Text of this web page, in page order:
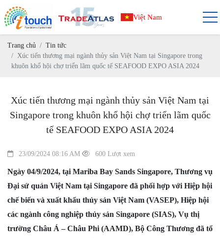
Việt Nam
Trang chủ
Tin tức
Xúc tiến thương mại ngành thủy sản Việt Nam tại Singapore trong
khuôn khổ hội chợ triển lãm quốc tế SEAFOOD EXPO ASIA 2024
Xúc tiến thương mại ngành thủy sản Việt Nam tại
Singapore trong khuôn khổ hội chợ triển lãm quốc
tế SEAFOOD EXPO ASIA 2024
23/09/2024 08:16 AM 600 Lượt xem
Ngày 04/9/2024, tại Mariba Bay Sands Singapore, Thương vụ
Đại sứ quán Việt Nam tại Singapore đã phối hợp với Hiệp hội
chế biến và xuất khẩu thủy sản Việt Nam (VASEP), Hiệp hội
các ngành công nghiệp thủy sản Singapore (SIAS), Vụ thị
trường Châu Á – Châu Phi (AAMD), Bộ Công Thương đã tổ